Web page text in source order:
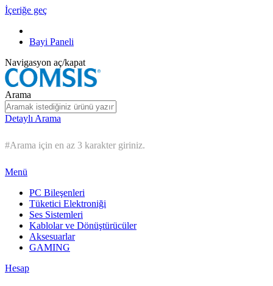
İçeriğe geç
Bayi Paneli
Navigasyon aç/kapat
Arama
Detaylı Arama
#Arama için en az 3 karakter giriniz.
Menü
PC Bileşenleri
Tüketici Elektroniği
Ses Sistemleri
Kablolar ve Dönüştürücüler
Aksesuarlar
GAMING
Hesap